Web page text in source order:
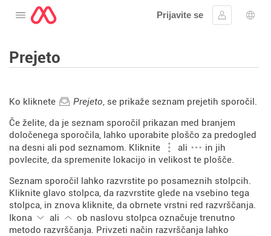
Odprite meni
Prijavite se
Vpis
Prejeto
Ko kliknete Prejeto, se prikaže seznam prejetih sporočil.
Če želite, da je seznam sporočil prikazan med branjem
določenega sporočila, lahko uporabite ploščo za predogled
na desni ali pod seznamom. Kliknite
ali
in jih
povlecite, da spremenite lokacijo in velikost te plošče.
Seznam sporočil lahko razvrstite po posameznih stolpcih.
Kliknite glavo stolpca, da razvrstite glede na vsebino tega
stolpca, in znova kliknite, da obrnete vrstni red razvrščanja.
Ikona
ali
ob naslovu stolpca označuje trenutno
metodo razvrščanja. Privzeti način razvrščanja lahko